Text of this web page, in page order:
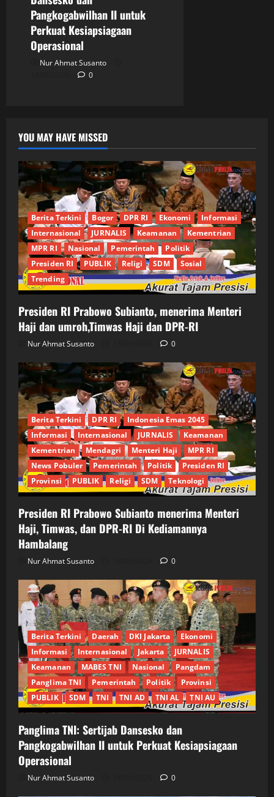
Pangkogabwilhan II untuk
Perkuat Kesiapsiagaan
Operasional
Nur Ahmat Susanto
0
YOU MAY HAVE MISSED
Berita Terkini Bogor DPR RI Ekonomi
Informasi
Internasional
JURNALIS Keamanan
Kementrian
MPR RI
Nasional Pemerintah
Politik
Presiden RI
PUBLIK Religi SDM
Sosial
Trending
Presiden RI Prabowo Subianto, menerima Menteri
Haji dan umroh,Timwas Haji dan DPR-RI
Nur Ahmat Susanto 0
Berita Terkini DPR RI
Indonesia Emas 2045
Informasi
Internasional JURNALIS
Keamanan
Kementrian
Mendagri Menteri Haji
MPR RI
News Pobuler
Pemerintah Politik
Presiden RI
Provinsi
PUBLIK Religi SDM Teknologi
Presiden RI Prabowo Subianto menerima Menteri
Haji, Timwas, dan DPR-RI Di Kediamannya
Hambalang
Nur Ahmat Susanto 0
Berita Terkini Daerah DKI Jakarta
Ekonomi
Informasi
Internasional Jakarta
JURNALIS
Keamanan
MABES TNI Nasional
Pangdam
Panglima TNI
Pemerintah Politik
Provinsi
PUBLIK
SDM TNI TNI AD TNI AL TNI AU
Panglima TNI: Sertijab Dansesko dan
Pangkogabwilhan II untuk Perkuat Kesiapsiagaan
Operasional
Nur Ahmat Susanto 0